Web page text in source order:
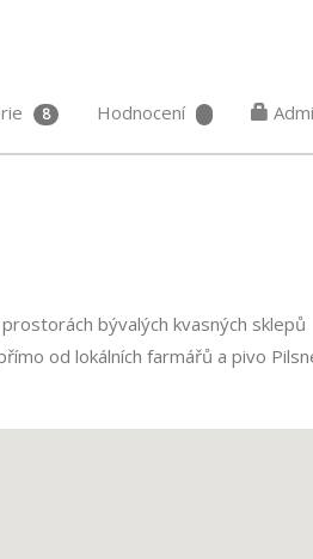
8 Hodnocení
bývalých kvasných sklepů
od lokálních farmářů a pivo